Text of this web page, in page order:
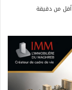
أقل من دقيقة